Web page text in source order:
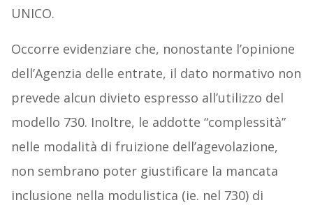
UNICO.
Occorre evidenziare che, nonostante l’opinione
dell’Agenzia delle entrate, il dato normativo non
prevede alcun divieto espresso all’utilizzo del
modello 730. Inoltre, le addotte “complessità”
nelle modalità di fruizione dell’agevolazione,
non sembrano poter giustificare la mancata
inclusione nella modulistica (ie. nel 730) di